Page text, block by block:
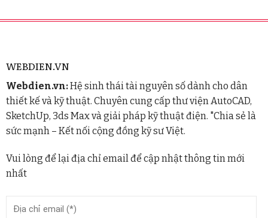
WEBDIEN.VN
Webdien.vn:Hệ sinh thái tài nguyên số dành cho dân
thiết kế và kỹ thuật. Chuyên cung cấp thư viện AutoCAD,
SketchUp, 3ds Max và giải pháp kỹ thuật điện. "Chia sẻ là
sức mạnh – Kết nối cộng đồng kỹ sư Việt.
Vui lòng để lại địa chỉ email để cập nhật thông tin mới
nhất